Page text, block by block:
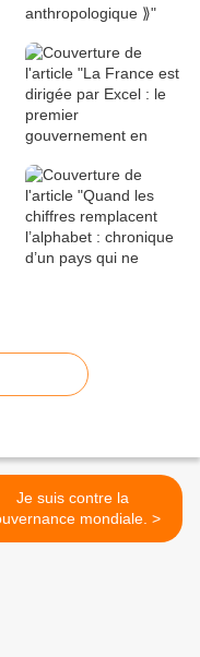
Je suis contre la
gouvernance mondiale. >